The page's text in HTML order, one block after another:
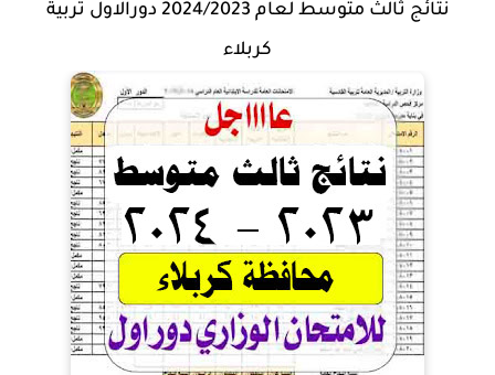
نتائج ثالث متوسط لعام 2024/2023 دورالاول تربية
كربلاء